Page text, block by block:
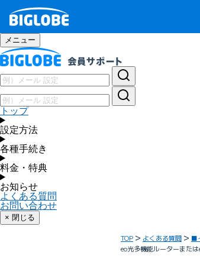
メニュー
トップ
設定方法
各種手続き
料金・特典
お知らせ
よくある質問
お問い合わせ
× 閉じる
TOP よくある質問 ■
eo光多機能ルーターまた